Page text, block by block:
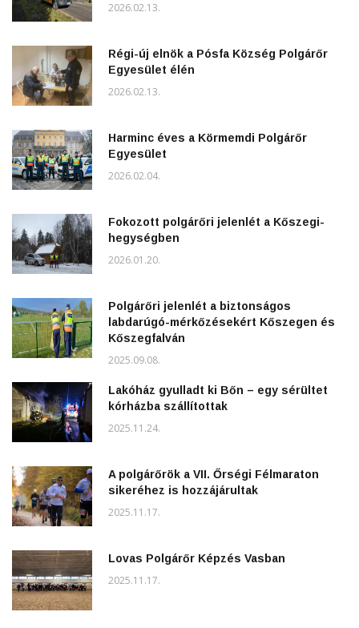
2026.02.13.
Régi-új elnök a Pósfa Község Polgárőr
Egyesület élén
2026.02.13.
Harminc éves a Körmemdi Polgárőr
Egyesület
2026.02.04.
Fokozott polgárőri jelenlét a Kőszegi-
hegységben
2026.01.20.
Polgárőri jelenlét a biztonságos
labdarúgó-mérkőzésekért Kőszegen és
Kőszegfalván
2025.09.08.
Lakóház gyulladt ki Bőn – egy sérültet
kórházba szállítottak
2025.11.24.
A polgárőrök a VII. Őrségi Félmaraton
sikeréhez is hozzájárultak
2025.11.17.
Lovas Polgárőr Képzés Vasban
2025.11.17.